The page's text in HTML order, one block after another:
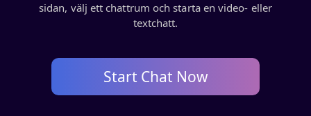
sidan, välj ett chattrum och starta en video- eller
textchatt.
Start Chat Now